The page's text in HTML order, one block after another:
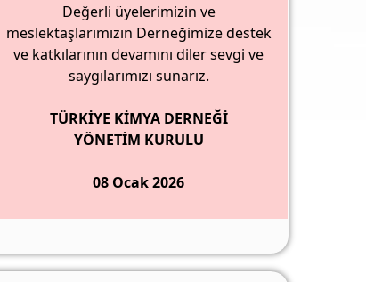
Değerli üyelerimizin ve
meslektaşlarımızın Derneğimize destek
ve katkılarının devamını diler sevgi ve
saygılarımızı sunarız.
TÜRKİYE KİMYA DERNEĞİ
YÖNETİM KURULU
08 Ocak 2026